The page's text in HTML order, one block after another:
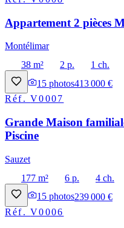
Appartement 2 pièces
Montélimar
38 m²
2 p.
1 ch.
15 photos413 000 €
Réf.V0007
Grande Maison
Piscine
Sauzet
177 m²
6 p. 4 ch.
15 photos239 000 €
Réf.V0006